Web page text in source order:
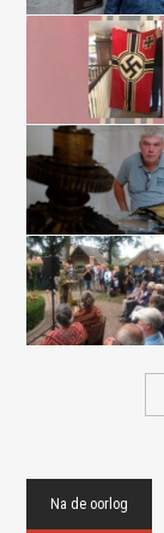
Na de oorlog